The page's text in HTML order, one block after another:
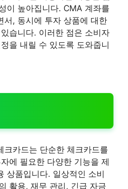
이 높아집니다. CMA 계좌를
서, 동시에 투자 상품에 대한
습니다. 이러한 점은 소비자
을 내릴 수 있도록 도와줍니
크카드는 단순한 체크카드를
에 필요한 다양한 기능을 제
상품입니다. 일상적인 소비
활용, 재무 관리, 긴급 자금